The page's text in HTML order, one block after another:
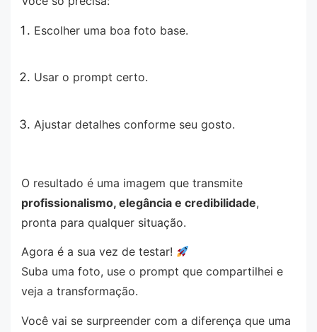
Escolher uma boa foto base.
Usar o prompt certo.
Ajustar detalhes conforme seu gosto.
O resultado é uma imagem que transmite
profissionalismo, elegância e credibilidade,
pronta para qualquer situação.
Agora é a sua vez de testar!
Suba uma foto, use o prompt que compartilhei e
veja a transformação.
Você vai se surpreender com a diferença que uma